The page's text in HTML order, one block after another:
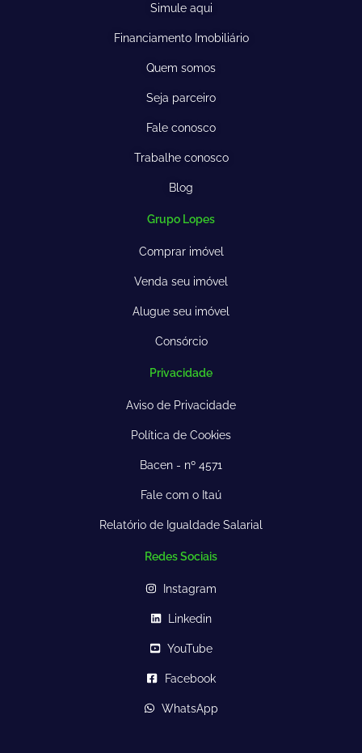
Simule aqui
Financiamento Imobiliário
Quem somos
Seja parceiro
Fale conosco
Trabalhe conosco
Blog
Grupo Lopes
Comprar imóvel
Venda seu imóvel
Alugue seu imóvel
Consórcio
Privacidade
Aviso de Privacidade
Política de Cookies
Bacen - nº 4571
Fale com o Itaú
Relatório de Igualdade Salarial
Redes Sociais
Instagram
Linkedin
YouTube
Facebook
WhatsApp